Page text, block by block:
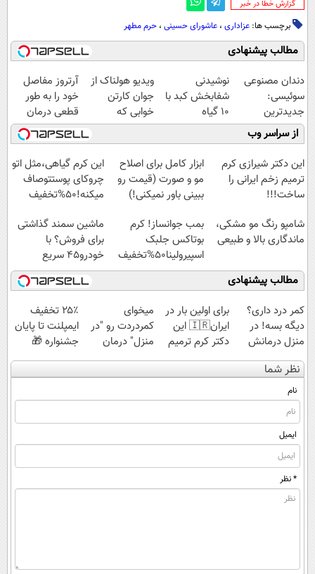
‌گزارش خطا در خبر
برچسب ها: عزاداری ، عاشورای حسینی ، حرم مطهر
مطالب پیشنهادی
دندان مصنوعی
سوئیسی:
جدیدترین
فناوری اروپا،
سبک و مقاوم |
پرداخت قسطی
نوشیدنی
شفابخش کبد با
10 گیاه
موثر(تخفیف تا
امشب)
ویدیو هولناک از
جوان کارتن
خوابی که
میلیاردر شد.
آموزش رایگان
آرتروز مفاصل
خود را به طور
قطعی درمان
کنید!
◗پرسش‌نامه◖
از سراسر وب
این دکتر شیرازی کرم
ترمیم زخم ایرانی را
ساخت!!!
ابزار کامل برای اصلاح
مو و صورت (قیمت رو
ببینی باور نمیکنی!)
این کرم گیاهی،مثل اتو
چروکای پوستتوصاف
میکنه!50%تخفیف
شامپو رنگ مو مشکی،
ماندگاری بالا و طبیعی
بمب جوانساز! کرم
بوتاکس جلبک
اسپیرولینا50%تخفیف
ماشین سمند گذاشتی
برای فروش؟ با
خودرو45 سریع
بفروش
مطالب پیشنهادی
کمر درد داری؟
دیگه بسه! در
منزل درمانش
کن
(◀پرسش‌نامه)
برای اولین بار در
ایران🇮🇷 این
دکتر کرم ترمیم
کننده 23 روزه
ساخت!
میخوای
کمردردت رو "در
منزل" درمان
کنی؟ (◂فیلم +
◂پرسش‌نامه)
۲۵٪ تخفیف
ایمپلنت تا پایان
جشنواره 🎁
نظر شما
نام
ایمیل
* نظر